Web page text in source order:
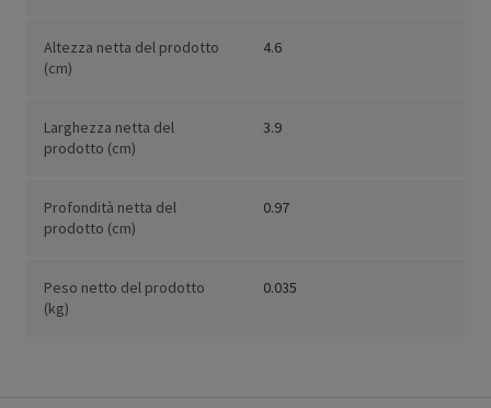
Altezza netta del prodotto
(cm)
4.6
Larghezza netta del
prodotto (cm)
3.9
Profondità netta del
prodotto (cm)
0.97
Peso netto del prodotto
(kg)
0.035